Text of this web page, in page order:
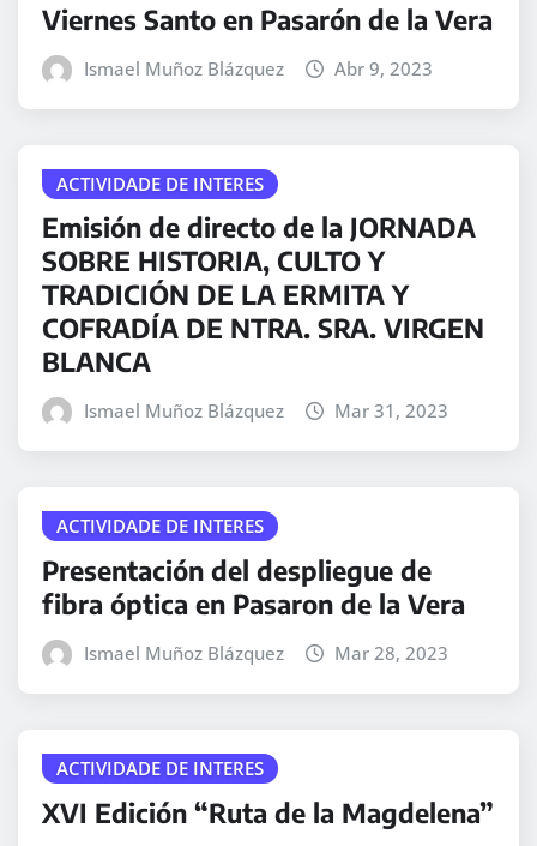
Viernes Santo en Pasarón de la Vera
Ismael Muñoz Blázquez Abr 9, 2023
ACTIVIDADE DE INTERES
Emisión de directo de la JORNADA
SOBRE HISTORIA, CULTO Y
TRADICIÓN DE LA ERMITA Y
COFRADÍA DE NTRA. SRA. VIRGEN
BLANCA
Ismael Muñoz Blázquez Mar 31, 2023
ACTIVIDADE DE INTERES
Presentación del despliegue de
fibra óptica en Pasaron de la Vera
Ismael Muñoz Blázquez Mar 28, 2023
ACTIVIDADE DE INTERES
XVI Edición “Ruta de la Magdelena”